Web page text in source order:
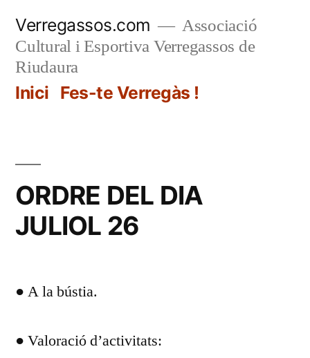
contingut
Verregassos.com
Associació
Cultural i Esportiva Verregassos de
Riudaura
Inici Fes-te Verregàs !
ORDRE DEL DIA
JULIOL 26
● A la bústia.
● Valoració d’activitats: